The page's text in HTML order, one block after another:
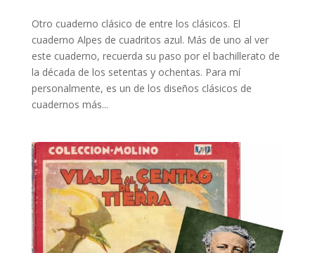
Otro cuaderno clásico de entre los clásicos. El
cuaderno Alpes de cuadritos azul. Más de uno al ver
este cuaderno, recuerda su paso por el bachillerato de
la década de los setentas y ochentas. Para mí
personalmente, es un de los diseños clásicos de
cuadernos más...